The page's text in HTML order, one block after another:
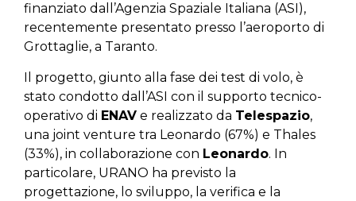
finanziato dall’Agenzia Spaziale Italiana (ASI),
recentemente presentato presso l’aeroporto di
Grottaglie, a Taranto.
Il progetto, giunto alla fase dei test di volo, è
stato condotto dall’ASI con il supporto tecnico-
operativo di ENAV e realizzato da Telespazio,
una joint venture tra Leonardo (67%) e Thales
(33%), in collaborazione con Leonardo. In
particolare, URANO ha previsto la
progettazione, lo sviluppo, la verifica e la